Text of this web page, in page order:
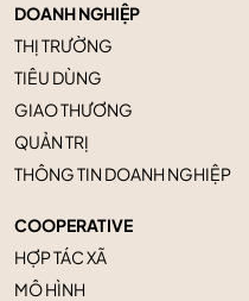
DOANH NGHIỆP
THỊ TRƯỜNG
TIÊU DÙNG
GIAO THƯƠNG
QUẢN TRỊ
THÔNG TIN DOANH NGHIỆP
COOPERATIVE
HỢP TÁC XÃ
MÔ HÌNH